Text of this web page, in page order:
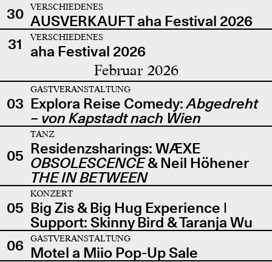
30
VERSCHIEDENES
AUSVERKAUFT aha Festival 2026
31
VERSCHIEDENES
aha Festival 2026
Februar 2026
03
GASTVERANSTALTUNG
Explora Reise Comedy:Abgedreht
– von Kapstadt nach Wien
05
TANZ
Residenzsharings: WÆXE
OBSOLESCENCE& Neil Höhener
THE IN BETWEEN
05
KONZERT
Big Zis & Big Hug Experience |
Support: Skinny Bird & Taranja Wu
06
GASTVERANSTALTUNG
Motel a Miio Pop-Up Sale